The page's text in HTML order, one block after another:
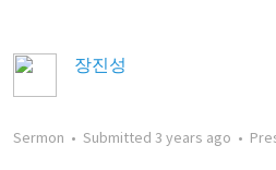
장진성
Sermon • Submitted 3 years ago •